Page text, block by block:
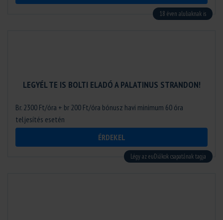
18 éven aluliaknak is
LEGYÉL TE IS BOLTI ELADÓ A PALATINUS STRANDON!
Br. 2300 Ft/óra + br 200 Ft/óra bónusz havi minimum 60 óra
teljesítés esetén
ÉRDEKEL
Légy az euDiákok csapatának tagja